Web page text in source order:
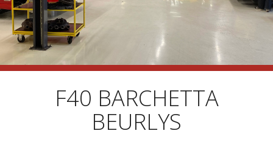
F40 BARCHETTA
BEURLYS